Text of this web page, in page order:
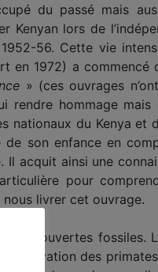
du passé mais
Kenyan lors de
56. Cette vie
en 1972) a commencé
» (ces ouvrages
rendre hommage mais
nationaux du Kenya et
son enfance en
Il acquit ainsi une
pour
livrer cet ouvrage.
découvertes fossiles.
des